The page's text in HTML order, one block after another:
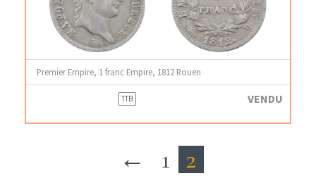
Premier Empire, 1 franc Empire, 1812 Rouen
TTB VENDU
← 1 2